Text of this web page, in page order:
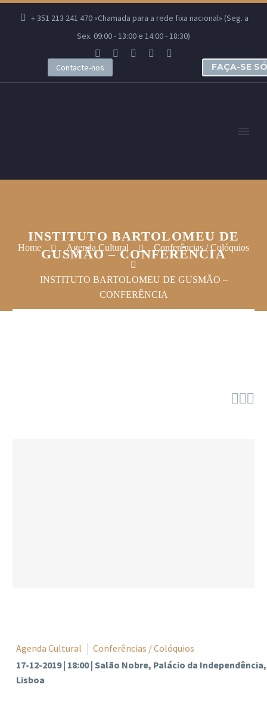
+ 351 213 241 470 «Chamada para a rede fixa nacional» (Seg. a
Sex. 09:00 - 13:00 e 14:00 - 18:30)
Contacte-nos FAÇA-SE
INSTITUTO BARTOLOMEU DE
GUSMÃO – CONFERÊNCIA
Home Agenda Cultural Conferências / Colóquios
INSTITUTO BARTOLOMEU DE GUSMÃO –
CONFERÊNCIA

Agenda Cultural
Conferências / Colóquios
17-12-2019 | 18:00 | Salão Nobre, Palácio da Independência,
Lisboa